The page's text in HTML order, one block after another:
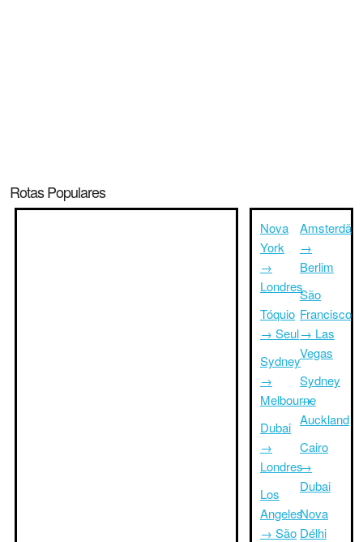
Rotas Populares
Nova
York
→
Londres
Tóquio
→ Seul
Sydney
→
Melbourne
Dubai
→
Londres
Los
Angeles
→ São
Amsterdã
→
Berlim
São
Francisco
→ Las
Vegas
Sydney
→
Auckland
Cairo
→
Dubai
Nova
Délhi